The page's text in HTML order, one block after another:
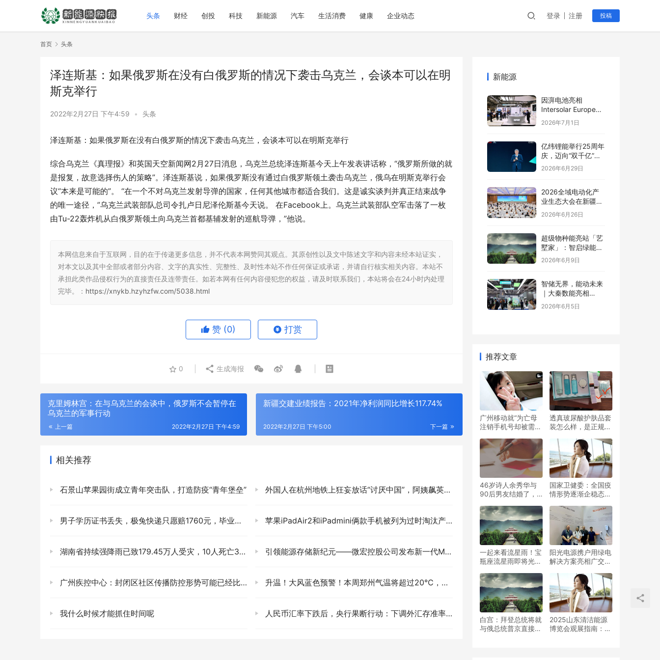
头条 财经 创投 科技 新能源 汽车 生活消费 健康 企业动态 登录 注册 投稿
首页 头条
泽连斯基：如果俄罗斯在没有白俄罗斯的情况下袭击乌克兰，会谈本可以在明
斯克举行
2022年2月27日 下午4:59 • 头条
泽连斯基：如果俄罗斯在没有白俄罗斯的情况下袭击乌克兰，会谈本可以在明斯克举行
综合乌克兰《真理报》和英国天空新闻网2月27日消息，乌克兰总统泽连斯基今天上午发表讲话称，“俄罗斯所做的就
是报复，故意选择伤人的策略”。泽连斯基说，如果俄罗斯没有通过白俄罗斯领土袭击乌克兰，俄乌在明斯克举行会
议“本来是可能的”。 “在一个不对乌克兰发射导弹的国家，任何其他城市都适合我们。这是诚实谈判并真正结束战争
的唯一途径，”乌克兰武装部队总司令扎卢日尼泽伦斯基今天说。 在Facebook上。乌克兰武装部队空军击落了一枚
由Tu-22轰炸机从白俄罗斯领土向乌克兰首都基辅发射的巡航导弹，”他说。
本网信息来自于互联网，目的在于传递更多信息，并不代表本网赞同其观点。其原创性以及文中陈述文字和内容未经本站证实，
对本文以及其中全部或者部分内容、文字的真实性、完整性、及时性本站不作任何保证或承诺，并请自行核实相关内容。本站不
承担此类作品侵权行为的直接责任及连带责任。如若本网有任何内容侵犯您的权益，请及时联系我们，本站将会在24小时内处理
完毕。： https://xnykb.hzyhzfw.com/5038.html
赞 (0) 打赏
0 生成海报
克里姆林宫：在与乌克兰的会谈中，俄罗斯不会暂停在
乌克兰的军事行动
上一篇 2022年2月27日 下午4:59
新疆交建业绩报告：2021年净利润同比增长117.74%
下一篇
2022年2月27日 下午5:00
相关推荐
石景山苹果园街成立青年突击队，打造防疫“青年堡垒” 外国人在杭州地铁上狂妄放话“讨厌中国”，阿姨飙英语回击
男子学历证书丢失，极兔快递只愿赔1760元，毕业证是唯一的，无法评估价值 苹果iPadAir2和iPadmini俩款手机被列为过时淘汰产品名单
湖南省持续强降雨已致179.45万人受灾，10人死亡3人失联，经济损失40.74亿元 引领能源存储新纪元——微宏控股公司发布新一代ME6能源存储解决方案
广州疾控中心：封闭区社区传播防控形势可能已经比较严峻 升温！大风蓝色预警！本周郑州气温将超过20℃，请做好预防措施！
我什么时候才能抓住时间呢 人民币汇率下跌后，央行果断行动：下调外汇存准率意味着什么？
新能源
因湃电池亮相
Intersolar Europe
2026:以车规级安全
推动全球储能产业标
2026年7月1日
亿纬锂能举行25周年
庆，迈向“双千亿”新
阶段
2026年6月29日
2026全域电动化产
业生态大会在新疆塔
城盛大开幕
2026年6月26日
超级物种能亮站「艺
墅家」：智启绿能，
省钱又增值
2026年6月9日
智储无界，能动未来
｜大秦数能亮相
SNEC，以全场景储
能方案诠释“智储”新
2026年6月5日
推荐文章
广州移动就“为亡母
注销手机号却被需本
透真玻尿酸护肤品套
装怎么样，是正规产
46岁诗人余秀华与
90后男友结婚了，
心她被网暴
国家卫健委：全国疫
情形势逐渐企稳态
叉输入影响明显
一起来看流星雨！宝
瓶座流星雨即将光临
巅，会有惊喜
阳光电源携户用绿电
解决方案亮相广交
风尚
白宫：拜登总统将就
与俄总统普京直接会
2025山东清洁能源
博览会观展指南：十